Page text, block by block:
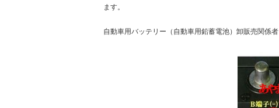
ます。
自動車用バッテリー（自動車用鉛蓄電池）卸販売関係者